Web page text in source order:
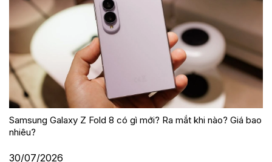
Samsung Galaxy Z Fold 8 có gì mới? Ra mắt khi nào? Giá bao
nhiêu?
30/07/2026